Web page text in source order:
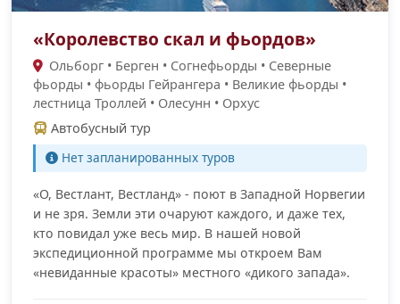
«Королевство скал и фьордов»
Ольборг • Берген • Согнефьорды • Cеверные
фьорды • фьорды Гейрангера • Великие фьорды •
лестница Троллей • Олесунн • Орхус
Автобусный тур
Нет запланированных туров
«О, Вестлант, Вестланд» - поют в Западной Норвегии
и не зря. Земли эти очаруют каждого, и даже тех,
кто повидал уже весь мир. В нашей новой
экспедиционной программе мы откроем Вам
«невиданные красоты» местного «дикого запада».